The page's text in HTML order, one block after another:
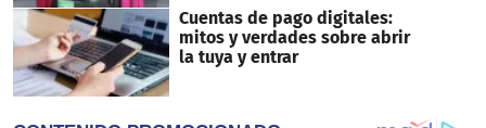
Cuentas de pago digitales:
mitos y verdades sobre abrir
la tuya y entrar